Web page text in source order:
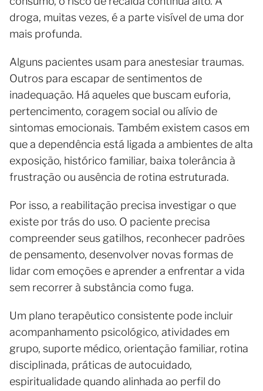
droga, muitas vezes, é a parte visível de uma dor
mais profunda.
Alguns pacientes usam para anestesiar traumas.
Outros para escapar de sentimentos de
inadequação. Há aqueles que buscam euforia,
pertencimento, coragem social ou alívio de
sintomas emocionais. Também existem casos em
que a dependência está ligada a ambientes de alta
exposição, histórico familiar, baixa tolerância à
frustração ou ausência de rotina estruturada.
Por isso, a reabilitação precisa investigar o que
existe por trás do uso. O paciente precisa
compreender seus gatilhos, reconhecer padrões
de pensamento, desenvolver novas formas de
lidar com emoções e aprender a enfrentar a vida
sem recorrer à substância como fuga.
Um plano terapêutico consistente pode incluir
acompanhamento psicológico, atividades em
grupo, suporte médico, orientação familiar, rotina
disciplinada, práticas de autocuidado,
espiritualidade quando alinhada ao perfil do